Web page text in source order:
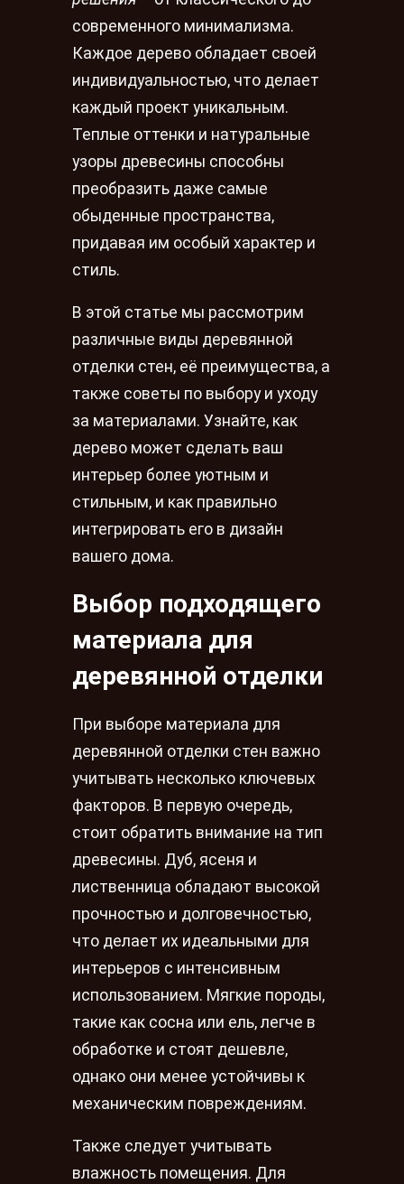
современного минимализма.
Каждое дерево обладает своей
индивидуальностью, что делает
каждый проект уникальным.
Теплые оттенки и натуральные
узоры древесины способны
преобразить даже самые
обыденные пространства,
придавая им особый характер и
стиль.
В этой статье мы рассмотрим
различные виды деревянной
отделки стен, её преимущества, а
также советы по выбору и уходу
за материалами. Узнайте, как
дерево может сделать ваш
интерьер более уютным и
стильным, и как правильно
интегрировать его в дизайн
вашего дома.
Выбор подходящего
материала для
деревянной отделки
При выборе материала для
деревянной отделки стен важно
учитывать несколько ключевых
факторов. В первую очередь,
стоит обратить внимание на тип
древесины. Дуб, ясеня и
лиственница обладают высокой
прочностью и долговечностью,
что делает их идеальными для
интерьеров с интенсивным
использованием. Мягкие породы,
такие как сосна или ель, легче в
обработке и стоят дешевле,
однако они менее устойчивы к
механическим повреждениям.
Также следует учитывать
влажность помещения. Для